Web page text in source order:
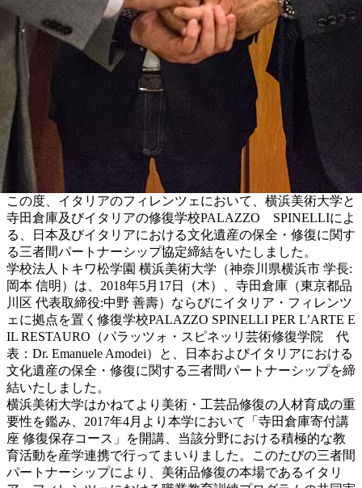
この度、イタリアのフィレンツェにおいて、横浜美術大学と
寺田倉庫及びイタリアの修復学校PALAZZO SPINELLIによ
る、日本及びイタリアにおける文化遺産の保全・修復に関す
る三者間パートナーシップ協定締結をいたしました。
学校法人トキワ松学園 横浜美術大学（神奈川県横浜市 学長:
岡本 信明）は、2018年5月17日（木）、寺⽥倉庫（東京都品
川区 代表取締役:中野 善壽）ならびにイタリア・フィレンツ
ェに拠点を置く修復学校PALAZZO SPINELLI PER L’ARTE E
IL RESTAURO（パラッツォ・スピネッリ芸術修復学院 代
表：Dr. Emanuele Amodei）と、日本およびイタリアにおける
文化遺産の保全・修復に関する三者間パートナーシップを締
結いたしました。
横浜美術大学はかねてより美術・工芸品修復の人材育成の重
要性を鑑み、2017年4月より本学において「寺田倉庫寄付講
座 修復保存コース」を開講、当該分野における積極的な教
育活動を産学連携で行ってまいりました。このたびの三者間
パートナーシップにより、美術品修復の本場であるイタリ